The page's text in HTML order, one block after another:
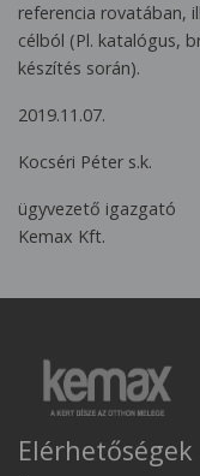
referencia rovatában,
célból (Pl. katalógus,
készítés során).
2019.11.07.
Kocséri Péter s.k.
ügyvezető igazgató
Kemax Kft.
Elérhetőségek